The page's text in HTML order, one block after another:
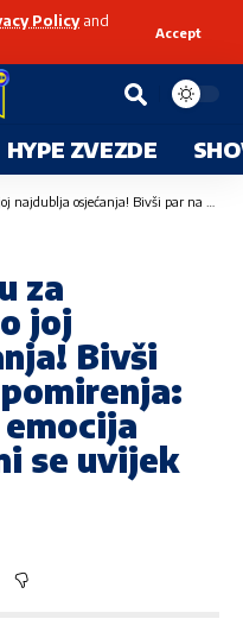
Policyand
Accept
HYPE ZVEZDE
“Bježao sam od emocija prema njoj, ali mi se uvijek vraćalo!”
za
joj
Bivši
se uvijek